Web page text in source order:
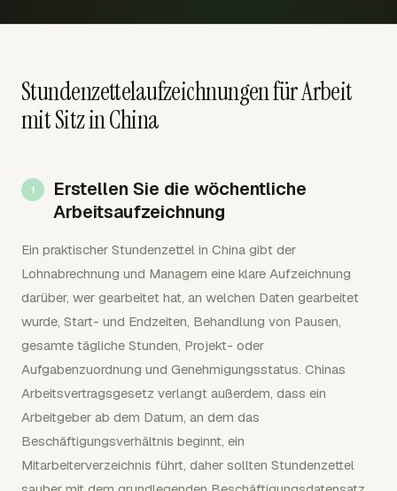
Stundenzettelaufzeichnungen für Arbeit
mit Sitz in China
Erstellen Sie die wöchentliche
Arbeitsaufzeichnung
Ein praktischer Stundenzettel in China gibt der
Lohnabrechnung und Managern eine klare Aufzeichnung
darüber, wer gearbeitet hat, an welchen Daten gearbeitet
wurde, Start- und Endzeiten, Behandlung von Pausen,
gesamte tägliche Stunden, Projekt- oder
Aufgabenzuordnung und Genehmigungsstatus. Chinas
Arbeitsvertragsgesetz verlangt außerdem, dass ein
Arbeitgeber ab dem Datum, an dem das
Beschäftigungsverhältnis beginnt, ein
Mitarbeiterverzeichnis führt, daher sollten Stundenzettel